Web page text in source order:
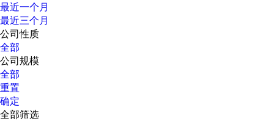
最近一个月
最近三个月
公司性质
全部
公司规模
全部
重置
确定
全部筛选